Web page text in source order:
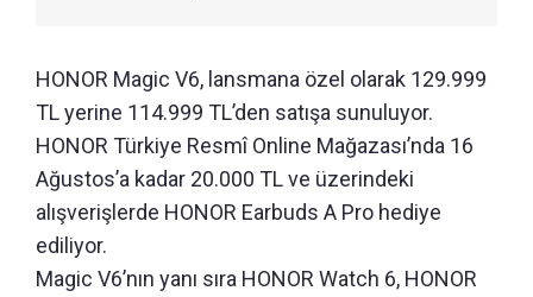
HONOR Magic V6, lansmana özel olarak 129.999
TL yerine 114.999 TL’den satışa sunuluyor.
HONOR Türkiye Resmî Online Mağazası’nda 16
Ağustos’a kadar 20.000 TL ve üzerindeki
alışverişlerde HONOR Earbuds A Pro hediye
ediliyor.
Magic V6’nın yanı sıra HONOR Watch 6, HONOR